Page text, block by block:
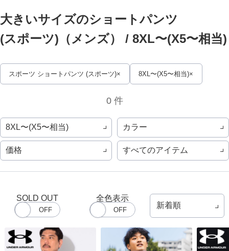
大きいサイズのショートパンツ
(スポーツ)（メンズ） / 8XL〜(X5〜相当)
スポーツ ショートパンツ (スポーツ) 8XL〜(X5〜相当)
0 件
8XL〜(X5〜相当) カラー
価格 すべてのアイテム
SOLD OUT 全色表示